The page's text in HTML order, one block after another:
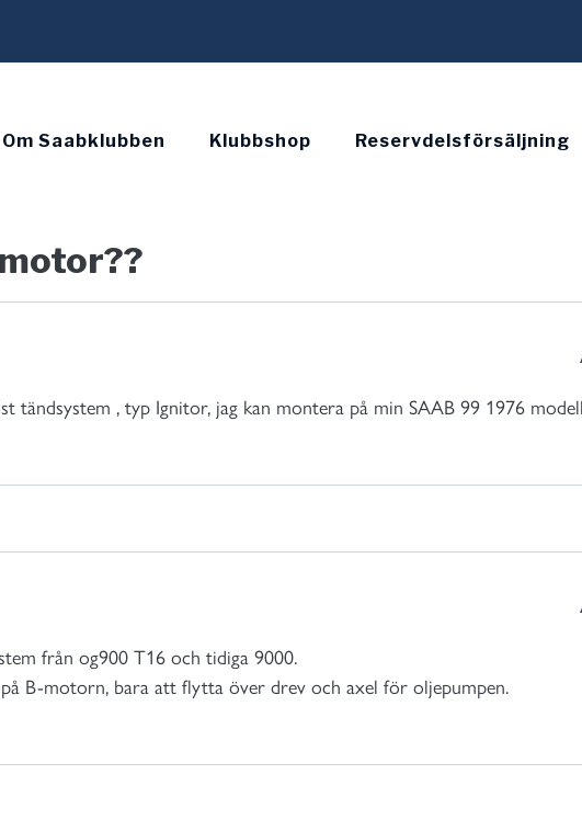
Om Saabklubben Klubbshop Reservdelsförsäljning
tändsystem , typ Ignitor, jag kan montera på min SAAB 99 1976
från og900 T16 och tidiga 9000.
B-motorn, bara att flytta över drev och axel för oljepumpen.